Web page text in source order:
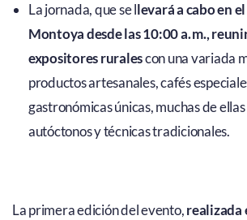
La jornada, que se llevará a cabo en
Montoya desde las 10:00 a. m.,
expositores ruralescon una variada
productos artesanales, cafés
gastronómicas únicas, muchas de
autóctonos y técnicas tradicionales.
La primera edición del evento,realizada